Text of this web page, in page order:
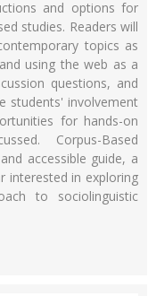
and options for
studies. Readers will
topics as
using the web as a
questions, and
students' involvement
for hands-on
Corpus-Based
accessible guide, a
interested in exploring
to sociolinguistic